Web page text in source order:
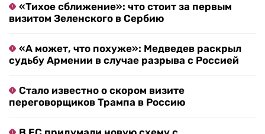
«Тихое сближение»: что стоит за первым
визитом Зеленского в Сербию
«А может, что похуже»: Медведев раскрыл
судьбу Армении в случае разрыва с Россией
Стало известно о скором визите
переговорщиков Трампа в Россию